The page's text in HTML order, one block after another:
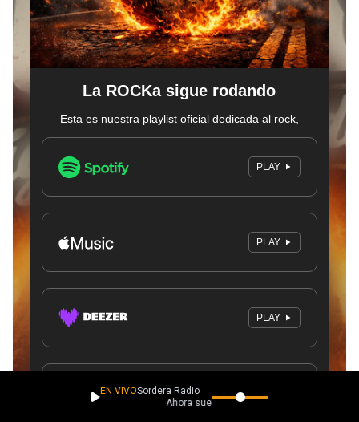
EN VIVOSordera Radio
Ahora suena